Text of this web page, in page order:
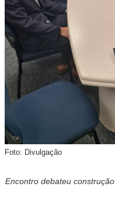
Foto: Divulgação
Encontro debateu